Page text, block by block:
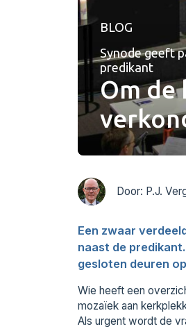
BLOG
Synode geeft
predikant
Om de
Door: P.J.
Een zwaar
naast de
gesloten deuren
Wie heeft een
mozaïek aan
Als urgent wordt de